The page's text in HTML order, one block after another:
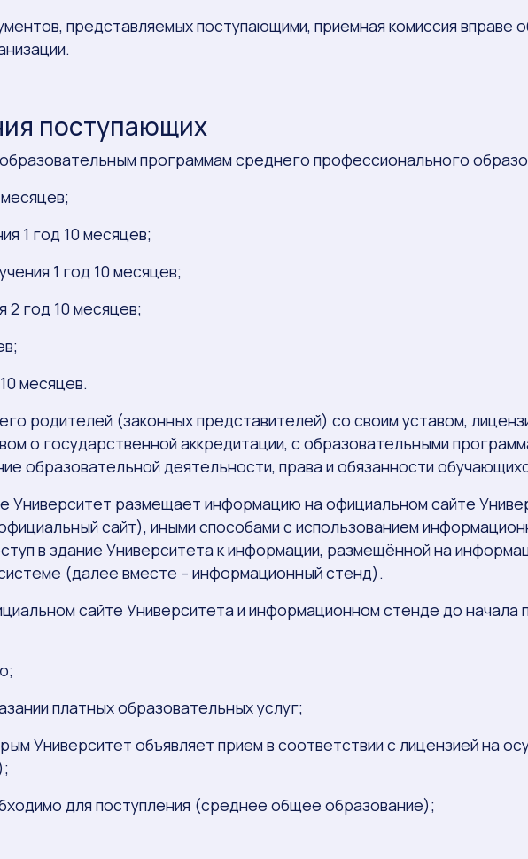
представляемых поступающими, приемная комиссия вправе
поступающих
программам среднего профессионального
1 год 10 месяцев;
1 год 10 месяцев;
2 год 10 месяцев;
месяцев.
родителей (законных представителей) со своим уставом,
о государственной аккредитации, с образовательными
образовательной деятельности, права и обязанности
Университет размещает информацию на официальном сайте
сайт), иными способами с использованием
в здание Университета к информации, размещённой на
(далее вместе – информационный стенд).
сайте Университета и информационном стенде до
платных образовательных услуг;
Университет объявляет прием в соответствии с лицензией на
для поступления (среднее общее образование);